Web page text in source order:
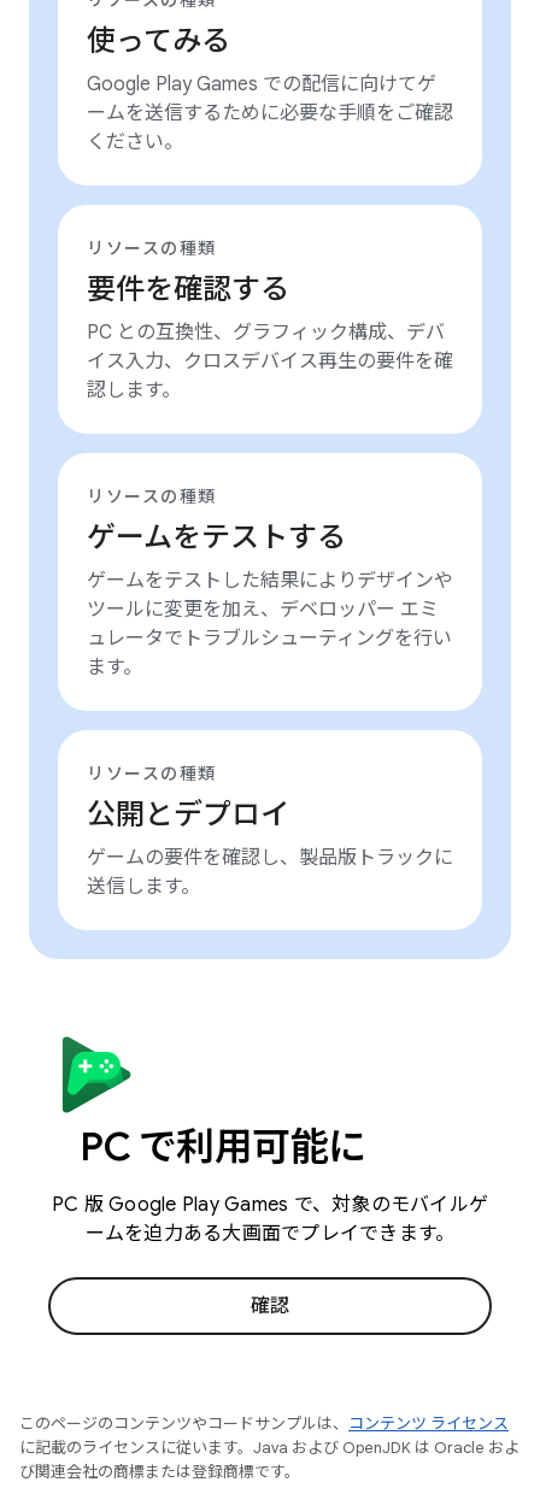
使ってみる
Google Play Games での配信に向けてゲ
ームを送信するために必要な手順をご確認
ください。
リソースの種類
要件を確認する
PC との互換性、グラフィック構成、デバ
イス入力、クロスデバイス再生の要件を確
認します。
リソースの種類
ゲームをテストする
ゲームをテストした結果によりデザインや
ツールに変更を加え、デベロッパー エミ
ュレータでトラブルシューティングを行い
ます。
リソースの種類
公開とデプロイ
ゲームの要件を確認し、製品版トラックに
送信します。
PC で利用可能に
PC 版 Google Play Games で、対象のモバイルゲ
ームを迫力ある大画面でプレイできます。
確認
このページのコンテンツやコードサンプルは、
コンテンツ ライセンス
に記載のライセンスに従います。Java および OpenJDK は Oracle およ
び関連会社の商標または登録商標です。